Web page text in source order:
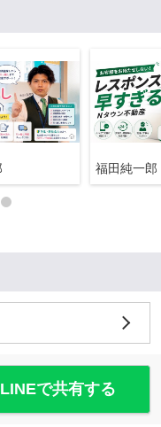
福田純一郎
LINEで共有する